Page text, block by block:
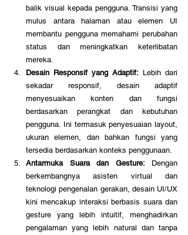
balik visual kepada pengguna. Transisi yang
mulus antara halaman atau elemen UI
membantu pengguna memahami perubahan
status dan meningkatkan keterlibatan
mereka.
Desain Responsif yang Adaptif: Lebih dari
sekadar responsif, desain adaptif
menyesuaikan konten dan fungsi
berdasarkan perangkat dan kebutuhan
pengguna. Ini termasuk penyesuaian layout,
ukuran elemen, dan bahkan fungsi yang
tersedia berdasarkan konteks penggunaan.
Antarmuka Suara dan Gesture: Dengan
berkembangnya asisten virtual dan
teknologi pengenalan gerakan, desain UI/UX
kini mencakup interaksi berbasis suara dan
gesture yang lebih intuitif, menghadirkan
pengalaman yang lebih natural dan tanpa